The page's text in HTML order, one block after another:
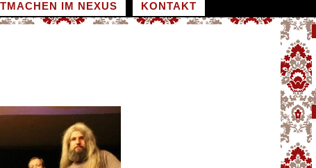
IM NEXUS KONTAKT